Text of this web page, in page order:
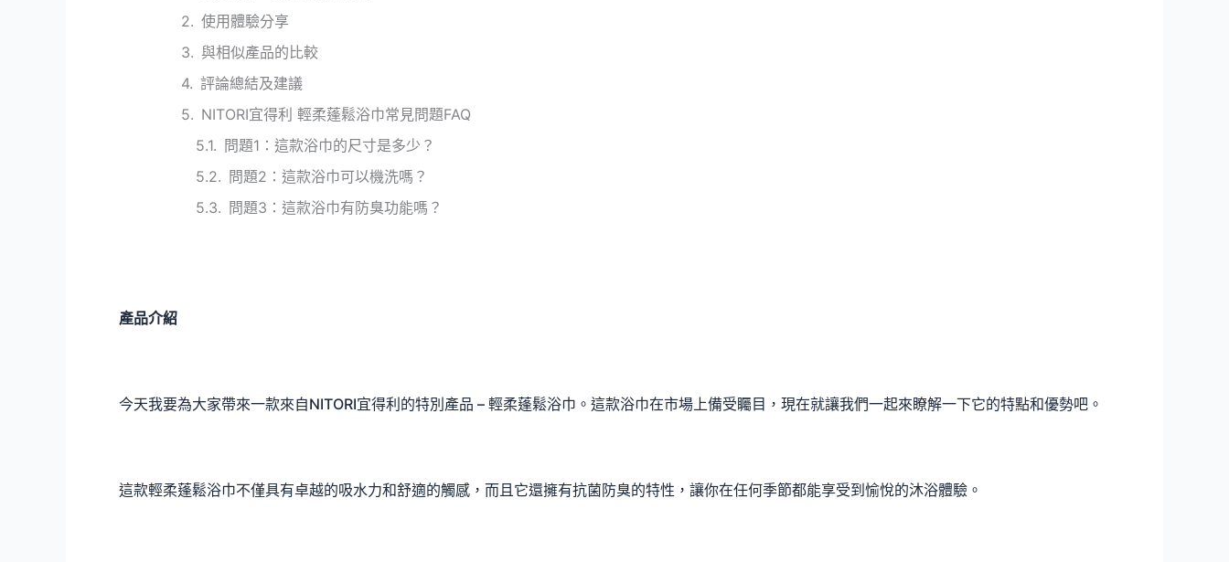
使用體驗分享
與相似產品的比較
評論總結及建議
NITORI宜得利 輕柔蓬鬆浴巾常見問題FAQ
問題1：這款浴巾的尺寸是多少？
問題2：這款浴巾可以機洗嗎？
問題3：這款浴巾有防臭功能嗎？
產品介紹
今天我要為大家帶來一款來自NITORI宜得利的特別產品 – 輕柔蓬鬆浴巾。這款浴巾在市場上備受矚目，現在就讓我們一起來瞭解一下它的特點和優勢吧。
這款輕柔蓬鬆浴巾不僅具有卓越的吸水力和舒適的觸感，而且它還擁有抗菌防臭的特性，讓你在任何季節都能享受到愉悅的沐浴體驗。